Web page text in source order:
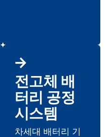
전고체 배
터리 공정
시스템
차세대 배터리 기